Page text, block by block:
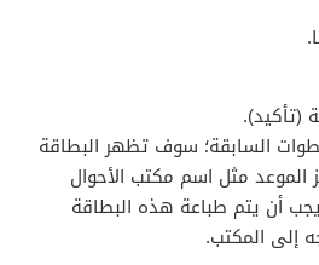
(تأكيد).
السابقة؛ سوف تظهر البطاقة
الموعد مثل اسم مكتب الأحوال
أن يتم طباعة هذه البطاقة
إلى المكتب.